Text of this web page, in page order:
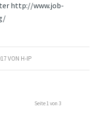
http://www.job-
VON H-IP
Seite 1 von 3